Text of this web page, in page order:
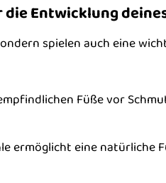
Entwicklung
spielen auch eine
Füße vor
ermöglicht eine natürliche